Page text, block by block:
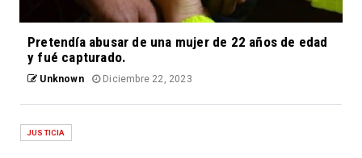
Pretendía abusar de una mujer de 22 años de edad
y fué capturado.
Unknown Diciembre 22, 2023
JUSTICIA